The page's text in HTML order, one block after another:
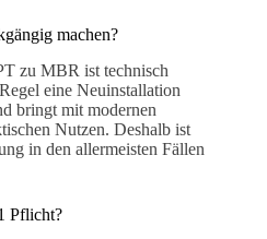
machen?
zu MBR ist technisch
eine Neuinstallation
bringt mit modernen
Nutzen. Deshalb ist
in den allermeisten Fällen
Pflicht?